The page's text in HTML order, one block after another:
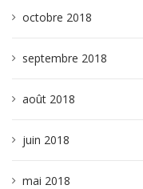
octobre 2018
septembre 2018
août 2018
juin 2018
mai 2018